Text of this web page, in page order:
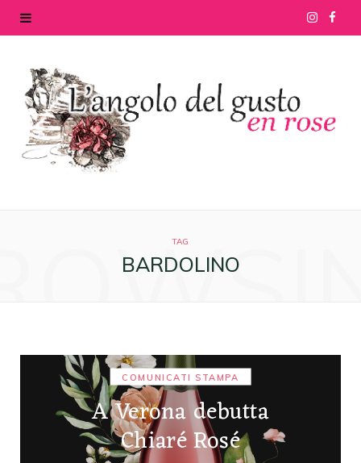
I
t e
TAG
BARDOLINO
COMUNICATI STAMPA
A Verona debutta
Chiaré Rosé